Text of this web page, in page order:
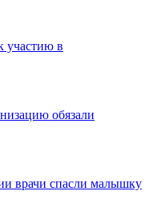
участию в
обязали
врачи спасли малышку